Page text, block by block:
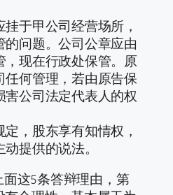
于甲公司经营场所，
的问题。公司公章应由
，现在行政处保管。原
任何管理，若由原告保
害公司法定代表人的权
，股东享有知情权，
提供的说法。
这5条答辩理由，第